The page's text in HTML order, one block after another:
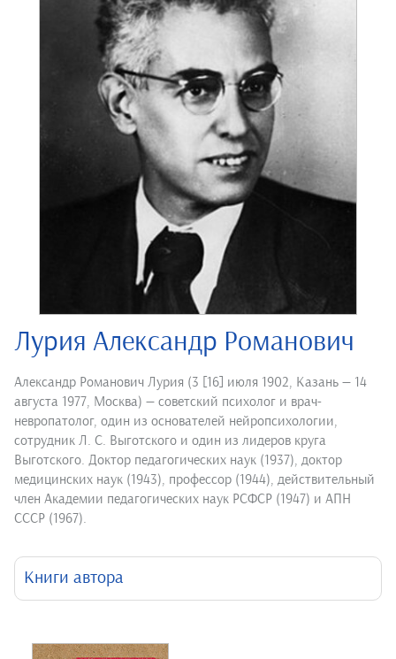
Лурия Александр Романович
Александр Романович Лурия (3 [16] июля 1902, Казань — 14
августа 1977, Москва) — советский психолог и врач-
невропатолог, один из основателей нейропсихологии,
сотрудник Л. С. Выготского и один из лидеров круга
Выготского. Доктор педагогических наук (1937), доктор
медицинских наук (1943), профессор (1944), действительный
член Академии педагогических наук РСФСР (1947) и АПН
СССР (1967).
Книги автора